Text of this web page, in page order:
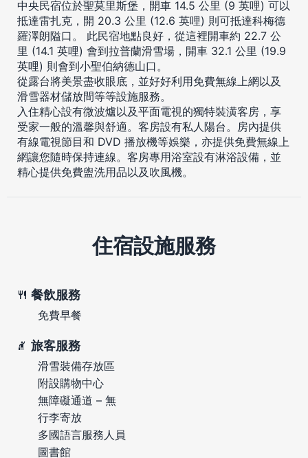
中央民宿位於聖莫里斯堡，開車 14.5 公里 (9 英哩) 可以
抵達雷扎克，開 20.3 公里 (12.6 英哩) 則可抵達科梅德
羅澤朗隘口。 此民宿地點良好，從這裡開車約 22.7 公
里 (14.1 英哩) 會到拉普蘭滑雪場，開車 32.1 公里 (19.9
英哩) 則會到小聖伯納德山口。
從露台將美景盡收眼底，並好好利用免費無線上網以及
滑雪器材儲放間等等設施服務。
入住精心設有微波爐以及平面電視的獨特裝潢客房，享
受家一般的溫馨與舒適。客房設有私人陽台。房內提供
有線電視節目和 DVD 播放機等娛樂，亦提供免費無線上
網讓您隨時保持連線。客房專用浴室設有淋浴設備，並
精心提供免費盥洗用品以及吹風機。
住宿設施服務
餐飲服務
免費早餐
旅客服務
滑雪裝備存放區
附設購物中心
無障礙通道 – 無
行李寄放
多國語言服務人員
圖書館